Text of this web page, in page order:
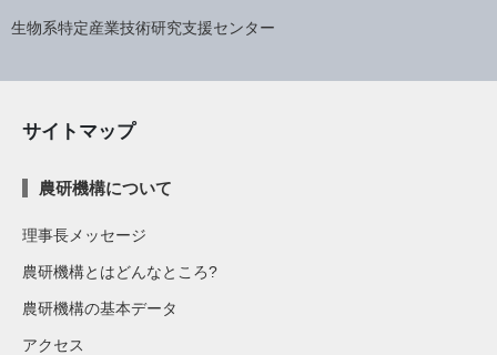
生物系特定産業技術研究支援センター
サイトマップ
農研機構について
理事長メッセージ
農研機構とはどんなところ?
農研機構の基本データ
アクセス